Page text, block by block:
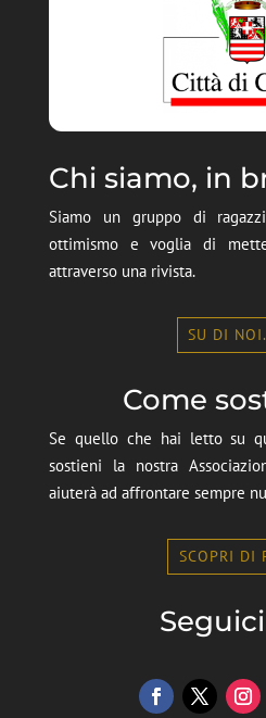
Chi siamo, in
Siamo un gruppo di
ottimismo e voglia di
attraverso una rivista.
SU DI
Come
Se quello che hai letto su
sostieni la nostra
aiuterà ad affrontare sempre
SCOPRI DI